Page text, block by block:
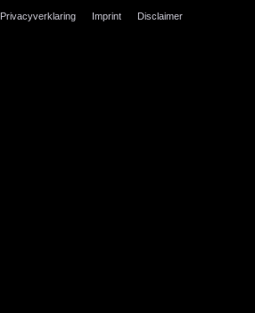
Privacyverklaring Imprint Disclaimer